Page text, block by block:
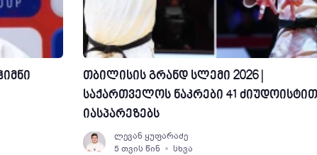
თბილისის გრანდ სლემი 2026 |
საქართველოს ნაკრები 41 ძიუდოისტით
იასპარეზებს
ლევან ყუფარაძე
5 თვის წინ
სხვა